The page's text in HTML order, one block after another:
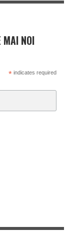
MAI NOI
*indicates required